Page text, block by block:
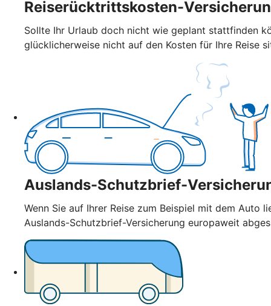
Reiserücktrittskosten-
Sollte Ihr Urlaub doch nicht wie geplant stattfinden
glücklicherweise nicht auf den Kosten für Ihre Reise
Auslands-Schutzbrief-
Wenn Sie auf Ihrer Reise zum Beispiel mit dem Auto
Auslands-Schutzbrief-Versicherung europaweit